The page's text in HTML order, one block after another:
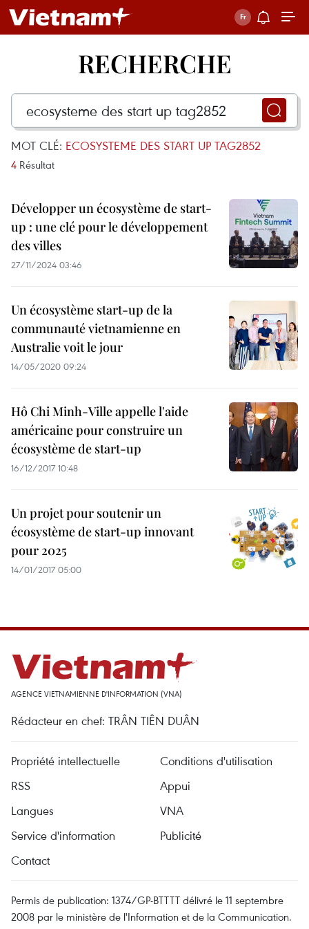
RECHERCHE
MOT CLÉ: ECOSYSTEME DES START UP TAG2852
4 Résultat
Développer un écosystème de start-
up : une clé pour le développement
des villes
27/11/2024 03:46
Un écosystème start-up de la
communauté vietnamienne en
Australie voit le jour
14/05/2020 09:24
Hô Chi Minh-Ville appelle l'aide
américaine pour construire un
écosystème de start-up
16/12/2017 10:48
Un projet pour soutenir un
écosystème de start-up innovant
pour 2025
14/01/2017 05:00
AGENCE VIETNAMIENNE D'INFORMATION (VNA)
Rédacteur en chef: TRÂN TIÊN DUÂN
Propriété intellectuelle
Conditions d'utilisation
RSS
Appui
Langues
VNA
Service d'information
Publicité
Contact
Permis de publication: 1374/GP-BTTTT délivré le 11 septembre
2008 par le ministère de l'Information et de la Communication.